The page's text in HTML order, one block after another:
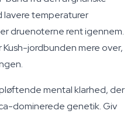
lavere temperaturer
druenoterne rent igennem.
jordbunden mere over,
mental klarhed, der
dominerede genetik. Giv